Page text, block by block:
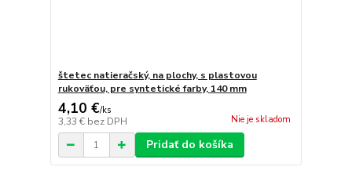
štetec natieračský, na plochy, s plastovou
rukoväťou, pre syntetické farby, 140 mm
4,10 €/ks
3,33 € bez DPH Nie je skladom
Pridať do košíka